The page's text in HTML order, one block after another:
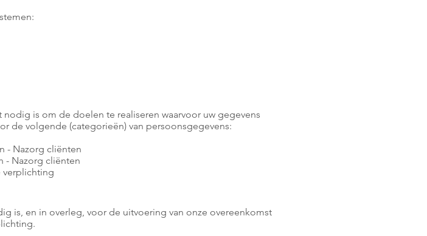
is om de doelen te realiseren waarvoor uw gegevens
de volgende (categorieën) van persoonsgegevens:
Nazorg cliënten
Nazorg cliënten
is, en in overleg, voor de uitvoering van onze overeenkomst